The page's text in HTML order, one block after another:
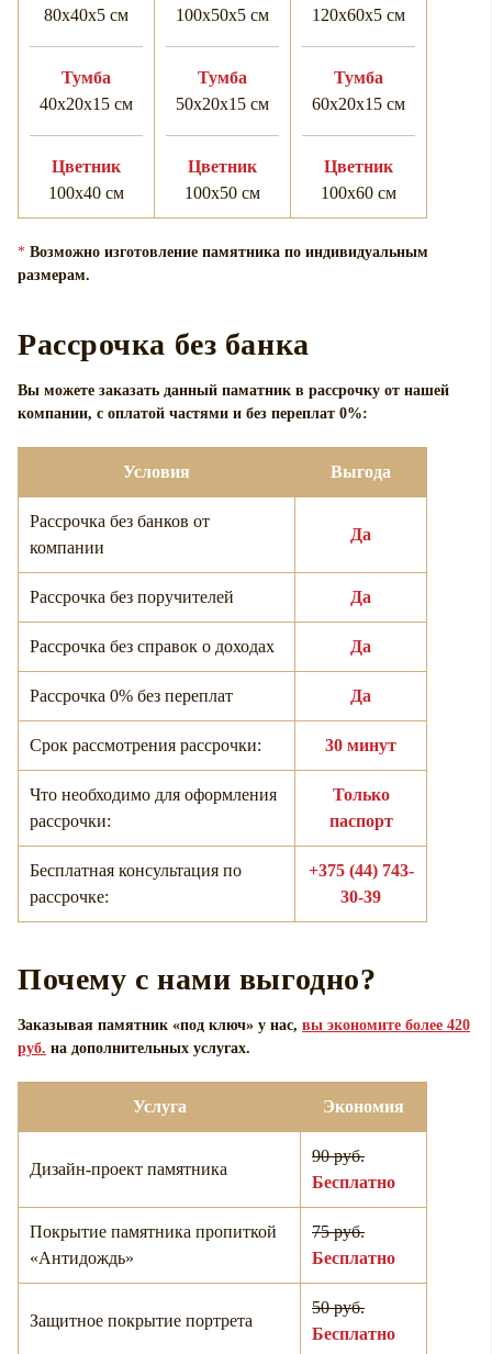
80х40х5 см
Тумба
40х20х15 см
Цветник
100х40 см
100х50х5 см
Тумба
50х20х15 см
Цветник
100х50 см
120х60х5 см
Тумба
60х20х15 см
Цветник
100х60 см
* Возможно изготовление памятника по индивидуальным
размерам.
Рассрочка без банка
Вы можете заказать данный паматник в рассрочку от нашей
компании, с оплатой частями и без переплат 0%:
Условия Выгода
Рассрочка без банков от
компании
Да
Рассрочка без поручителей Да
Рассрочка без справок о доходах Да
Рассрочка 0% без переплат Да
Срок рассмотрения рассрочки: 30 минут
Что необходимо для оформления
рассрочки:
Только
паспорт
Бесплатная консультация по
рассрочке:
+375 (44) 743-
30-39
Почему с нами выгодно?
Заказывая памятник «под ключ» у нас, вы экономите более 420
руб. на дополнительных услугах.
Услуга Экономия
Дизайн-проект памятника
90 руб.
Бесплатно
Покрытие памятника пропиткой
«Антидождь»
75 руб.
Бесплатно
Защитное покрытие портрета
50 руб.
Бесплатно